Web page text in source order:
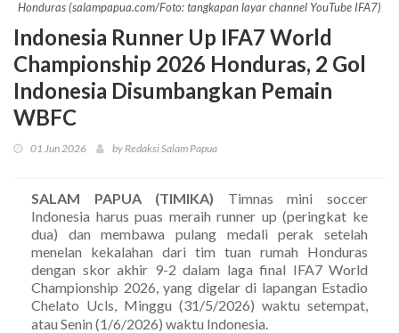
Honduras (salampapua.com/Foto: tangkapan layar channel YouTube IFA7)
Indonesia Runner Up IFA7 World
Championship 2026 Honduras, 2 Gol
Indonesia Disumbangkan Pemain
WBFC
01 Jun 2026 by Redaksi Salam Papua
SALAM PAPUA (TIMIKA) Timnas mini soccer
Indonesia harus puas meraih runner up (peringkat ke
dua) dan membawa pulang medali perak setelah
menelan kekalahan dari tim tuan rumah Honduras
dengan skor akhir 9-2 dalam laga final IFA7 World
Championship 2026, yang digelar di lapangan Estadio
Chelato Ucls, Minggu (31/5/2026) waktu setempat,
atau Senin (1/6/2026) waktu Indonesia.